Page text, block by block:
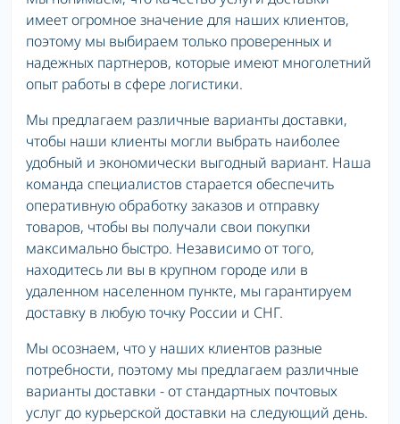
имеет огромное значение для наших клиентов,
поэтому мы выбираем только проверенных и
надежных партнеров, которые имеют многолетний
опыт работы в сфере логистики.
Мы предлагаем различные варианты доставки,
чтобы наши клиенты могли выбрать наиболее
удобный и экономически выгодный вариант. Наша
команда специалистов старается обеспечить
оперативную обработку заказов и отправку
товаров, чтобы вы получали свои покупки
максимально быстро. Независимо от того,
находитесь ли вы в крупном городе или в
удаленном населенном пункте, мы гарантируем
доставку в любую точку России и СНГ.
Мы осознаем, что у наших клиентов разные
потребности, поэтому мы предлагаем различные
варианты доставки - от стандартных почтовых
услуг до курьерской доставки на следующий день.